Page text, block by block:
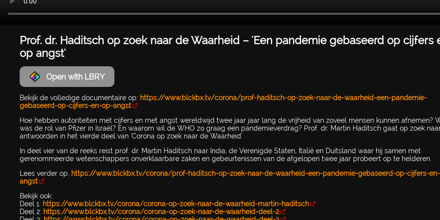
Prof. dr. Haditsch op zoek naar de Waarheid – 'Een pandemie gebaseerd op cijfers
op angst'
Open with LBRY
Bekijk de volledige documentaire op: https://www.blckbx.tv/corona/prof-haditsch-op-zoek-naar-de-waarheid-een-pandemie-
gebaseerd-op-cijfers-en-op-angst
Hoe hebben autoriteiten met cijfers en met angst wereldwijd twee jaar jaar lang de vrijheid van zoveel mensen kunnen afnemen?
was de rol van Pfizer in Israël? En waarom wil de WHO zo graag een pandemieverdrag? Prof. dr. Martin Haditsch gaat op zoek
antwoorden in het vierde deel van 'Corona op zoek naar de Waarheid'.
In deel vier van de reeks reist prof. dr. Martin Haditsch naar India, de Verenigde Staten, Italië en Duitsland waar hij samen met
gerenommeerde wetenschappers onverklaarbare zaken en gebeurtenissen van de afgelopen twee jaar probeert op te helderen.
Lees verder op: https://www.blckbx.tv/corona/prof-haditsch-op-zoek-naar-de-waarheid-een-pandemie-gebaseerd-op-cijfers-
angst
Bekijk ook:
Deel 1: https://www.blckbx.tv/corona/corona-op-zoek-naar-de-waarheid-martin-haditsch
Deel 2: https://www.blckbx.tv/corona/corona-op-zoek-naar-de-waarheid-deel-2